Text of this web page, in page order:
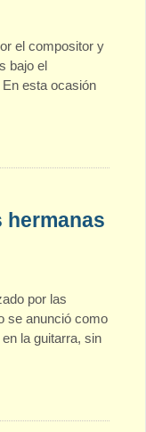
el compositor y
bajo el
esta ocasión
hermanas
por las
se anunció como
en la guitarra, sin